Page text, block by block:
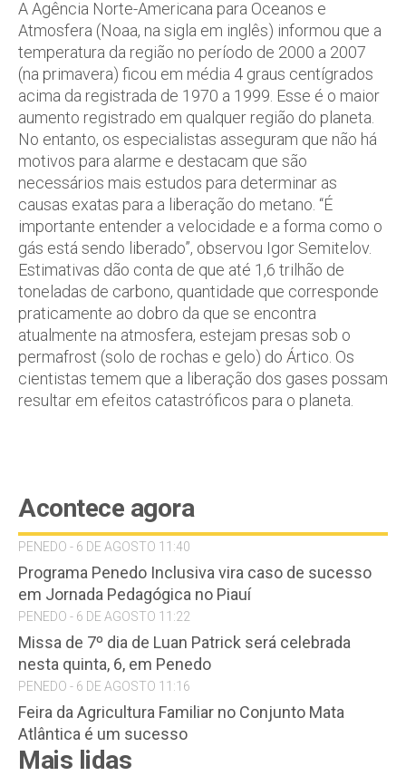
A Agência Norte-Americana para Oceanos e
Atmosfera (Noaa, na sigla em inglês) informou que a
temperatura da região no período de 2000 a 2007
(na primavera) ficou em média 4 graus centígrados
acima da registrada de 1970 a 1999. Esse é o maior
aumento registrado em qualquer região do planeta.
No entanto, os especialistas asseguram que não há
motivos para alarme e destacam que são
necessários mais estudos para determinar as
causas exatas para a liberação do metano. “É
importante entender a velocidade e a forma como o
gás está sendo liberado”, observou Igor Semitelov.
Estimativas dão conta de que até 1,6 trilhão de
toneladas de carbono, quantidade que corresponde
praticamente ao dobro da que se encontra
atualmente na atmosfera, estejam presas sob o
permafrost (solo de rochas e gelo) do Ártico. Os
cientistas temem que a liberação dos gases possam
resultar em efeitos catastróficos para o planeta.
Acontece agora
PENEDO - 6 DE AGOSTO 11:40
Programa Penedo Inclusiva vira caso de sucesso
em Jornada Pedagógica no Piauí
PENEDO - 6 DE AGOSTO 11:22
Missa de 7º dia de Luan Patrick será celebrada
nesta quinta, 6, em Penedo
PENEDO - 6 DE AGOSTO 11:16
Feira da Agricultura Familiar no Conjunto Mata
Atlântica é um sucesso
Mais lidas